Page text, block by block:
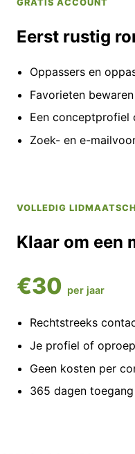
GRATIS ACCOUNT
Eerst rustig
Oppassers en
Favorieten bewaren
Een conceptprofiel
Zoek- en e-
VOLLEDIG
Klaar om een
€30 per jaar
Rechtstreeks
Je profiel of
Geen kosten per
365 dagen